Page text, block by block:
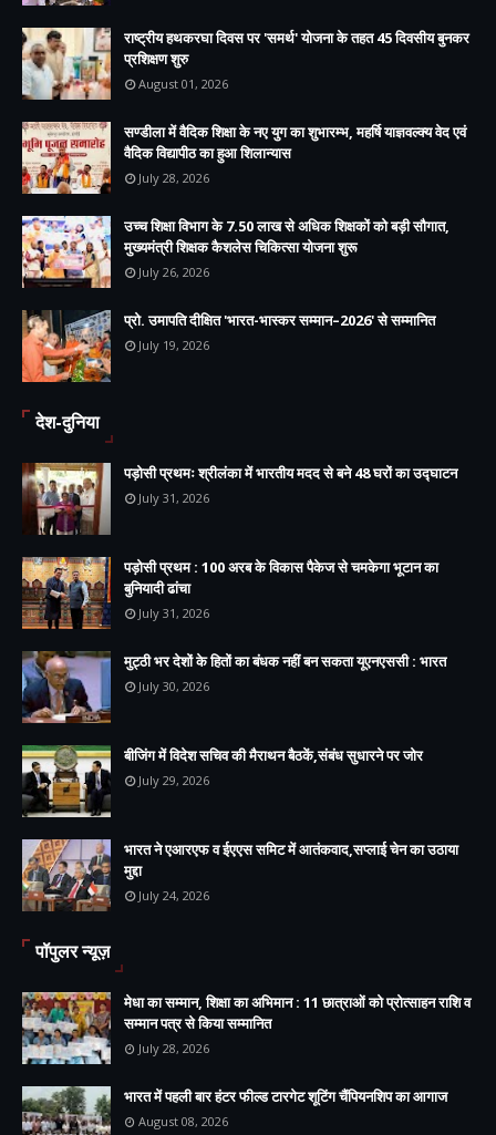
राष्ट्रीय हथकरघा दिवस पर 'समर्थ' योजना के तहत 45 दिवसीय बुनकर
प्रशिक्षण शुरु
August 01, 2026
सण्डीला में वैदिक शिक्षा के नए युग का शुभारम्भ, महर्षि याज्ञवल्क्य वेद एवं
वैदिक विद्यापीठ का हुआ शिलान्यास
July 28, 2026
उच्च शिक्षा विभाग के 7.50 लाख से अधिक शिक्षकों को बड़ी सौगात,
मुख्यमंत्री शिक्षक कैशलेस चिकित्सा योजना शुरू
July 26, 2026
प्रो. उमापति दीक्षित 'भारत-भास्कर सम्मान–2026' से सम्मानित
July 19, 2026
देश-दुनिया
पड़ोसी प्रथमः श्रीलंका में भारतीय मदद से बने 48 घरों का उद्घाटन
July 31, 2026
पड़ोसी प्रथम : 100 अरब के विकास पैकेज से चमकेगा भूटान का
बुनियादी ढांचा
July 31, 2026
मुट्ठी भर देशों के हितों का बंधक नहीं बन सकता यूएनएससी : भारत
July 30, 2026
बीजिंग में विदेश सचिव की मैराथन बैठकें,संबंध सुधारने पर जोर
July 29, 2026
भारत ने एआरएफ व ईएएस समिट में आतंकवाद,सप्लाई चेन का उठाया
मुद्दा
July 24, 2026
पॉपुलर न्यूज़
मेधा का सम्मान, शिक्षा का अभिमान : 11 छात्राओं को प्रोत्साहन राशि व
सम्मान पत्र से किया सम्मानित
July 28, 2026
भारत में पहली बार हंटर फील्ड टारगेट शूटिंग चैंपियनशिप का आगाज
August 08, 2026